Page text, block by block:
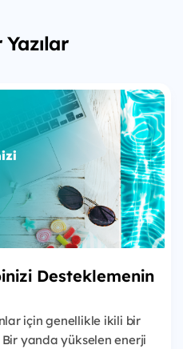
Desteklemenin
için genellikle ikili bir
yanda yükselen enerji